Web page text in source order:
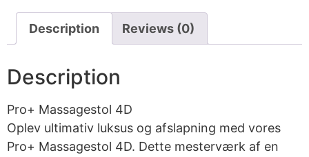
Description Reviews (0)
Description
Pro+ Massagestol 4D
Oplev ultimativ luksus og afslapning med vores
Pro+ Massagestol 4D. Dette mesterværk af en